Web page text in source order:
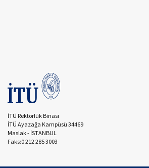
İTÜ Rektörlük Binası
İTÜ Ayazağa Kampüsü 34469
Maslak - İSTANBUL
Faks:0 212 285 3003